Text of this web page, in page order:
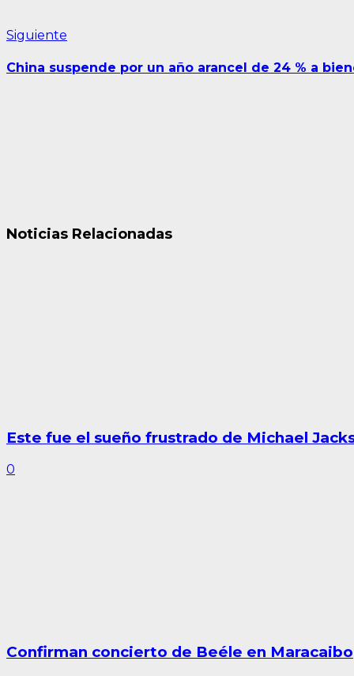
Siguiente
China suspende por un año arancel de 24 % a
Noticias Relacionadas
Este fue el sueño frustrado de Michael
0
Confirman concierto de Beéle en Maracaibo